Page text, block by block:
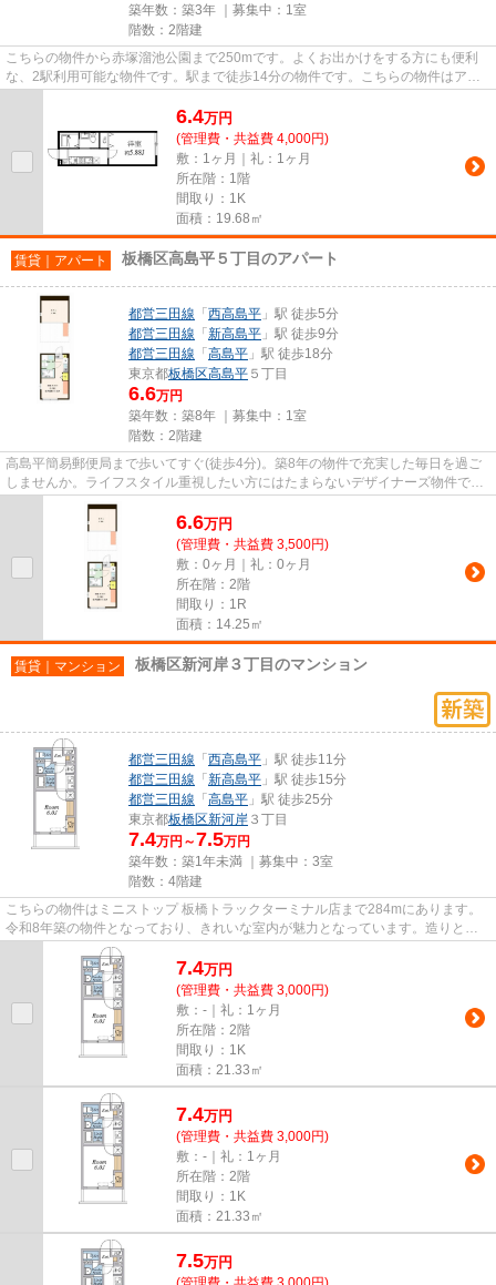
築年数：築3年 ｜募集中： 1室
階数：2階建
こちらの物件から赤塚溜池公園まで250mです。よくお出かけをする方にも便利
な、2駅利用可能な物件です。駅まで徒歩14分の物件です。こちらの物件はアパ
6.4万円
(管理費・共益費 4,000円)
敷：1ヶ月｜礼：1ヶ月
所在階：1階
間取り：1K
面積：19.68㎡
賃貸｜アパート 板橋区高島平５丁目のアパート
都営三田線 「 西高島平 」駅 徒歩5分
都営三田線 「 新高島平 」駅 徒歩9分
都営三田線 「 高島平 」駅 徒歩18分
東京都板橋区高島平 ５丁目
6.6万円
築年数：築8年 ｜募集中： 1室
階数：2階建
高島平簡易郵便局まで歩いてすぐ(徒歩4分)。築8年の物件で充実した毎日を過ご
しませんか。ライフスタイル重視したい方にはたまらないデザイナーズ物件で
す。こちらの物件はアパートで...
6.6万円
(管理費・共益費 3,500円)
敷：0ヶ月｜礼：0ヶ月
所在階：2階
間取り：1R
面積：14.25㎡
賃貸｜マンション 板橋区新河岸３丁目のマンション
都営三田線 「 西高島平 」駅 徒歩11分
都営三田線 「 新高島平 」駅 徒歩15分
都営三田線 「 高島平 」駅 徒歩25分
東京都板橋区新河岸 ３丁目
7.4万円～7.5万円
築年数：築1年未満 ｜募集中： 3室
階数：4階建
こちらの物件はミニストップ 板橋トラックターミナル店まで284mにあります。
令和8年築の物件となっており、きれいな室内が魅力となっています。造りとデ
ザインに関して、自信をもって...
7.4万円
(管理費・共益費 3,000円)
敷：-｜礼：1ヶ月
所在階：2階
間取り：1K
面積：21.33㎡
7.4万円
(管理費・共益費 3,000円)
敷：-｜礼：1ヶ月
所在階：2階
間取り：1K
面積：21.33㎡
7.5万円